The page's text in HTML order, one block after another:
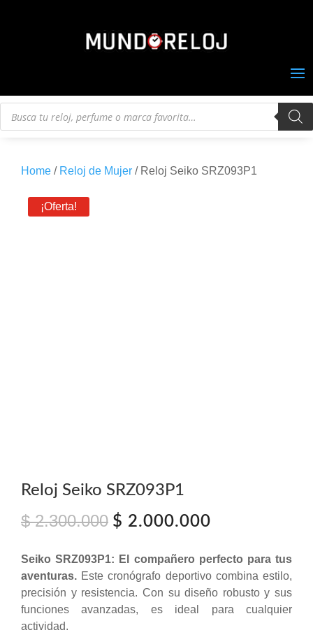
Búsqueda
Home / Reloj de Mujer / Reloj Seiko SRZ093P1
¡Oferta!
Reloj Seiko SRZ093P1
$2.300.000 El
original
era:
$ 2.300.000.
$ 2.000.000
actual
es:
$ 2.000.000.
Seiko SRZ093P1: El compañero perfecto para tus
aventuras. Este cronógrafo deportivo combina estilo,
precisión y resistencia. Con su diseño robusto y sus
funciones avanzadas, es ideal para cualquier
actividad.